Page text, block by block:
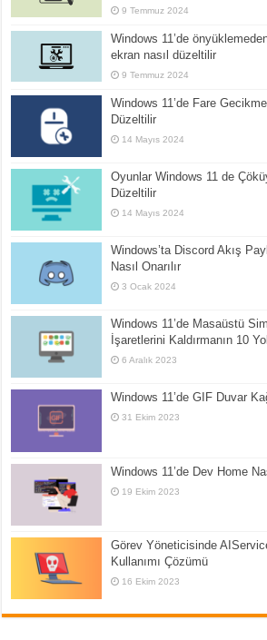
9 Temmuz 2024
Windows 11’de
ekran nasıl düzeltilir
9 Temmuz 2024
Windows 11’de Fare
Düzeltilir
14 Mayıs 2024
Oyunlar Windows 11 de
Düzeltilir
14 Mayıs 2024
Windows’ta Discord Akış
Nasıl Onarılır
3 Ocak 2024
Windows 11’de Masaüstü
İşaretlerini Kaldırmanın 10
6 Aralık 2023
Windows 11’de GIF Duvar
31 Ekim 2023
Windows 11’de Dev Home
19 Ekim 2023
Görev Yöneticisinde
Kullanımı Çözümü
16 Ekim 2023